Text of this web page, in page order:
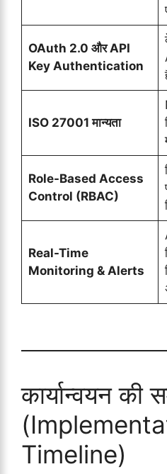
OAuth 2.0 और API
Key Authentication
ISO 27001 मान्यता
Role-Based Access
Control (RBAC)
Real-Time
Monitoring & Alerts
कार्यान्वयन की
Timeline)